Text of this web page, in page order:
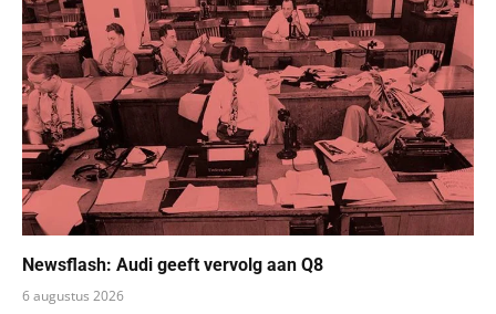
Newsflash: Audi geeft vervolg aan Q8
6 augustus 2026